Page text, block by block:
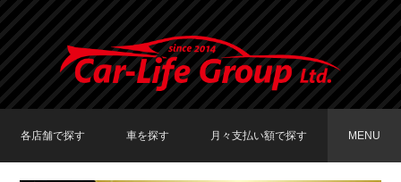
各店舗で探す 車を探す 月々支払い額で探す MENU